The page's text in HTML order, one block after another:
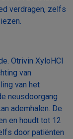
verdragen, zelfs
Otrivin XyloHCI
van
van het
neusdoorgang
ademhalen. De
en houdt tot 12
door patiënten